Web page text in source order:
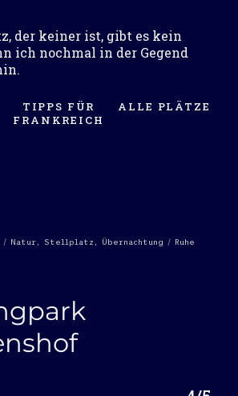
der keiner ist, gibt es kein
ich nochmal in der Gegend
TIPPS FÜR
FRANKREICH
ALLE PLÄTZE
Kategorien
Natur, Stellplatz Übernachtung Schlagwörter
Ruhe